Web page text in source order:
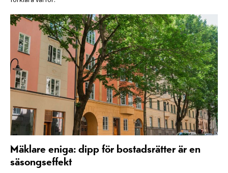
Mäklare eniga: dipp för bostadsrätter är en
säsongseffekt